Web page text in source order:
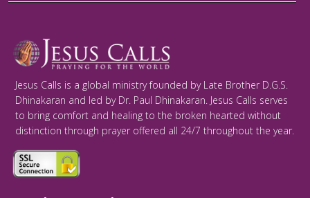
Jesus Calls is a global ministry founded by Late Brother D.G.S.
Dhinakaran and led by Dr. Paul Dhinakaran. Jesus Calls serves
to bring comfort and healing to the broken hearted without
distinction through prayer offered all 24/7 throughout the year.